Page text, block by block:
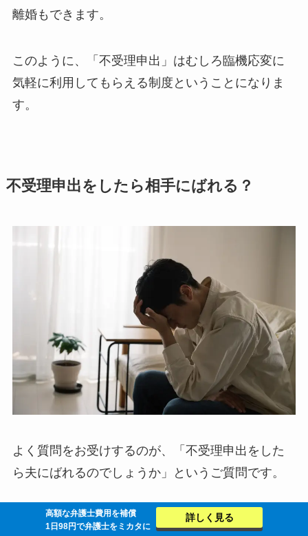
離婚もできます。
このように、「不受理申出」はむしろ臨機応変に
気軽に利用してもらえる制度ということになりま
す。
不受理申出をしたら相手にばれる？
よく質問をお受けするのが、「不受理申出をした
ら夫にばれるのでしょうか」というご質問です。
結論としては、不受理申出をしただけでは夫には
高額な弁護士費用を補償
1日98円で弁護士をミカタに
詳しく見る